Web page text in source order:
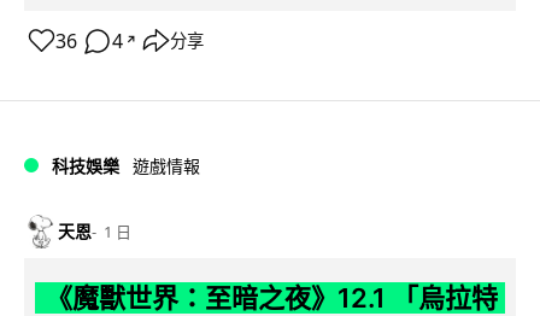
36 4 ↗ 分享
科技娛樂 遊戲情報
天恩 1 日
《魔獸世界：至暗之夜》12.1 「烏拉特